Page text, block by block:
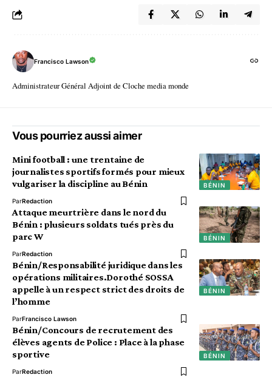
Francisco Lawson
Administrateur Général Adjoint de Cloche media monde
Vous pourriez aussi aimer
BÉNIN
Mini football : une trentaine de
journalistes sportifs formés pour mieux
vulgariser la discipline au Bénin
ParRedaction
BÉNIN
Attaque meurtrière dans le nord du
Bénin : plusieurs soldats tués près du
parc W
ParRedaction
BÉNIN
Bénin/Responsabilité juridique dans les
opérations militaires.Dorothé SOSSA
appelle à un respect strict des droits de
l’homme
ParFrancisco Lawson
BÉNIN
Bénin/Concours de recrutement des
élèves agents de Police : Place à la phase
sportive
ParRedaction